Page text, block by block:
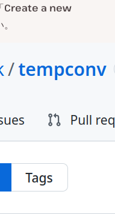
Create a new